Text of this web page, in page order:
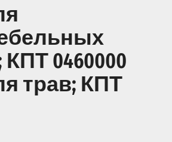
0460000
трав; КПТ